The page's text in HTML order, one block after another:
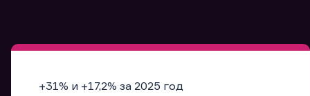
+31% и +17,2% за 2025 год